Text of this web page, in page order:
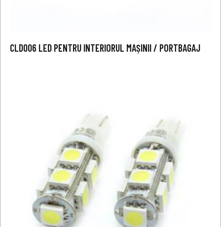
CLD006 LED PENTRU INTERIORUL MAȘINII / PORTBAGAJ